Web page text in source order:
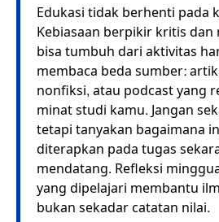
Edukasi tidak berhenti pada
Kebiasaan berpikir kritis
bisa tumbuh dari aktivitas
membaca beda sumber:
nonfiksi, atau podcast yang
minat studi kamu. Jangan
tetapi tanyakan bagaimana
diterapkan pada tugas
mendatang. Refleksi
yang dipelajari membantu
bukan sekadar catatan nilai.